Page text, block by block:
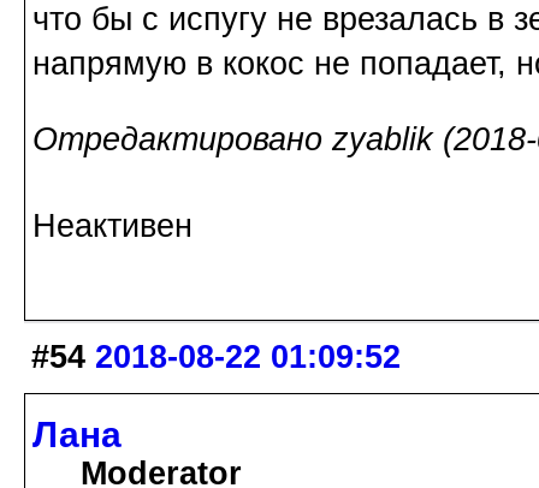
что бы с испугу не врезалась в
напрямую в кокос не попадает,
Отредактировано zyablik
Неактивен
#54 2018-08-22 01:09:52
Лана
Moderator